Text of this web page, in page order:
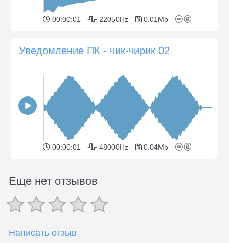
00:00:01 22050Hz 0.01Mb
Уведомление ПК - чик-чирик 02
00:00:01 48000Hz 0.04Mb
Еще нет отзывов
Написать отзыв